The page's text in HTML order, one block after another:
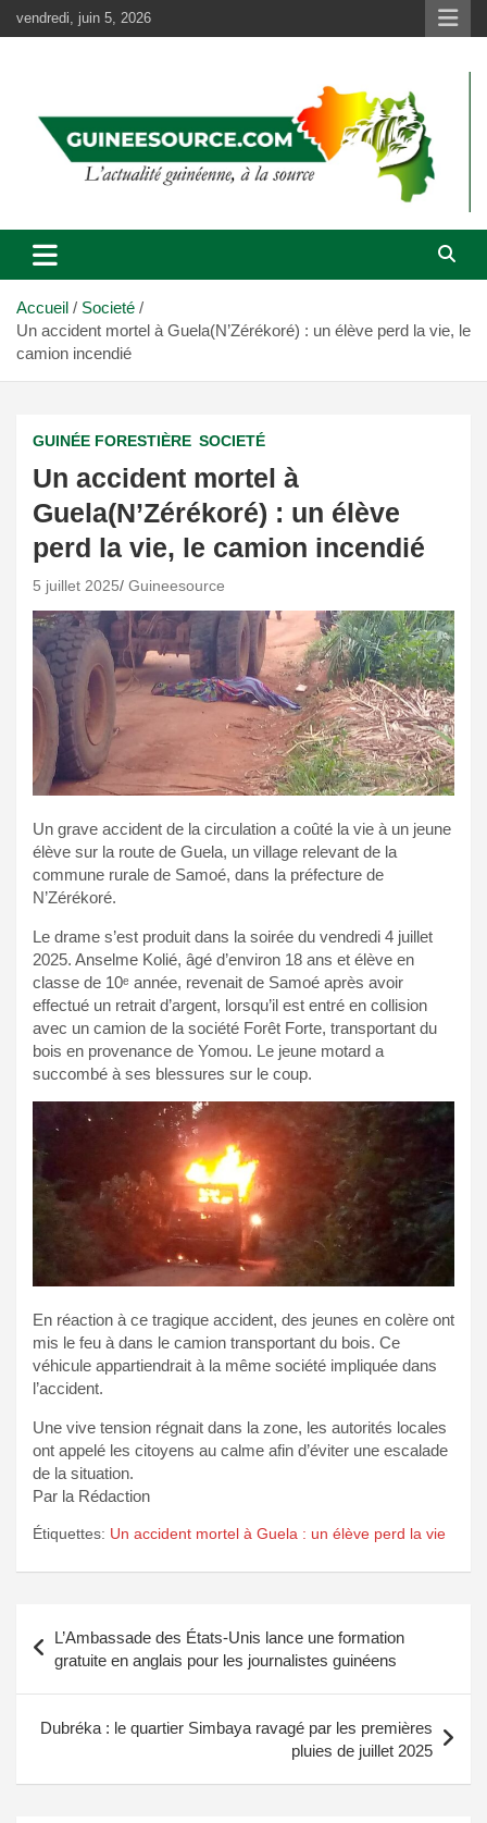
au
vendredi, juin 5, 2026
Accueil
Societé
Un accident mortel à Guela(N’Zérékoré) : un élève perd la vie, le
camion incendié
GUINÉE FORESTIÈRE SOCIETÉ
Un accident mortel à
Guela(N’Zérékoré) : un élève
perd la vie, le camion incendié
5 juillet 2025 Guineesource
Un grave accident de la circulation a coûté la vie à un jeune
élève sur la route de Guela, un village relevant de la
commune rurale de Samoé, dans la préfecture de
N’Zérékoré.
Le drame s’est produit dans la soirée du vendredi 4 juillet
2025. Anselme Kolié, âgé d’environ 18 ans et élève en
classe de 10ᵉ année, revenait de Samoé après avoir
effectué un retrait d’argent, lorsqu’il est entré en collision
avec un camion de la société Forêt Forte, transportant du
bois en provenance de Yomou. Le jeune motard a
succombé à ses blessures sur le coup.
En réaction à ce tragique accident, des jeunes en colère ont
mis le feu à dans le camion transportant du bois. Ce
véhicule appartiendrait à la même société impliquée dans
l’accident.
Une vive tension régnait dans la zone, les autorités locales
ont appelé les citoyens au calme afin d’éviter une escalade
de la situation.
Par la Rédaction
Étiquettes: Un accident mortel à Guela : un élève perd la vie
de
l’article
L’Ambassade des États-Unis lance une formation
gratuite en anglais pour les journalistes guinéens
Dubréka : le quartier Simbaya ravagé par les premières
pluies de juillet 2025